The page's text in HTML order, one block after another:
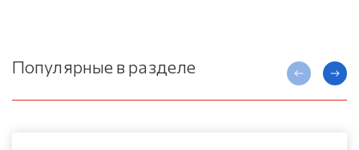
Популярные в разделе